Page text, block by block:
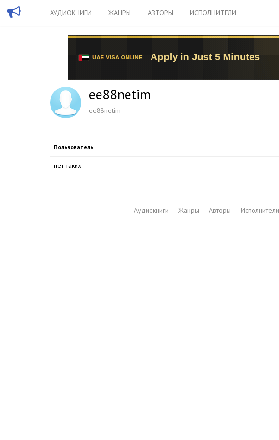
АУДИОКНИГИ ЖАНРЫ АВТОРЫ ИСПОЛНИТЕЛИ
ee88netim
ee88netim
Пользователь
нет таких
Аудиокниги Жанры Авторы Исполнители